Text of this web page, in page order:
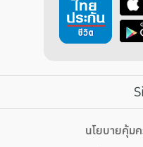
นโยบายคุ้ม